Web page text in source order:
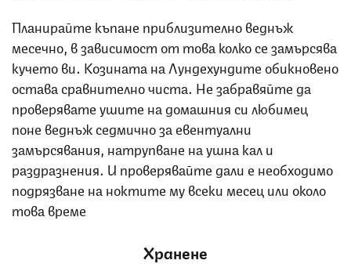
Планирайте къпане приблизително веднъж
месечно, в зависимост от това колко се замърсява
кучето ви. Козината на Лундехундите обикновено
остава сравнително чиста. Не забравяйте да
проверявате ушите на домашния си любимец
поне веднъж седмично за евентуални
замърсявания, натрупване на ушна кал и
раздразнения. И проверявайте дали е необходимо
подрязване на ноктите му всеки месец или около
това време
Хранене